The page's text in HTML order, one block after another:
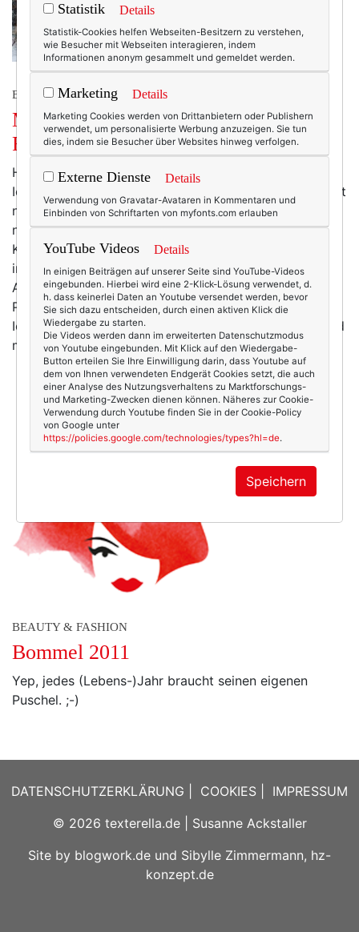
BEAUTY & FASHION
Mode am Mittwoch: The Bommel.
Reloaded.
Huch. HUCH! Sind alle wach? Call me Mrs Expresso!
Ich hoffe, ihr habt euch nicht verschluckt. ;-) Dezent ist
nicht meine Stärke. Q. E. D. War es noch nie. Wird es
nie sein. Hoffentlich! Als Schülerin trug ich die
Klamotten meiner Tante aus den 50ern, noch bevor
irgendjemand das Wort "Vintage" überhaupt kannte.
Als Studentin gab ich viel viel viel zu viel Geld für ein
Paar Schuhe mit silbernen Hermes-Flügeln (sic!) aus.
Ich trage Knall-Lila hemmungslos zu Knall-Orange (und
mische noch ein… mehr
BEAUTY & FASHION
Bommel 2011
Yep, jedes (Lebens-)Jahr braucht seinen eigenen
Puschel. ;-)
DATENSCHUTZERKLÄRUNG COOKIES
IMPRESSUM
© 2026 texterella.de| Susanne Ackstaller
Site by blogwork.de und Sibylle Zimmermann, hz-
konzept.de
Statistik Details
Statistik-Cookies helfen Webseiten-Besitzern zu verstehen,
wie Besucher mit Webseiten interagieren, indem
Informationen anonym gesammelt und gemeldet werden.
Marketing Details
Marketing Cookies werden von Drittanbietern oder Publishern
verwendet, um personalisierte Werbung anzuzeigen. Sie tun
dies, indem sie Besucher über Websites hinweg verfolgen.
Externe Dienste Details
Verwendung von Gravatar-Avataren in Kommentaren und
Einbinden von Schriftarten von myfonts.com erlauben
YouTube Videos Details
In einigen Beiträgen auf unserer Seite sind YouTube-Videos
eingebunden. Hierbei wird eine 2-Klick-Lösung verwendet, d.
h. dass keinerlei Daten an Youtube versendet werden, bevor
Sie sich dazu entscheiden, durch einen aktiven Klick die
Wiedergabe zu starten.
Die Videos werden dann im erweiterten Datenschutzmodus
von Youtube eingebunden. Mit Klick auf den Wiedergabe-
Button erteilen Sie Ihre Einwilligung darin, dass Youtube auf
dem von Ihnen verwendeten Endgerät Cookies setzt, die auch
einer Analyse des Nutzungsverhaltens zu Marktforschungs-
und Marketing-Zwecken dienen können. Näheres zur Cookie-
Verwendung durch Youtube finden Sie in der Cookie-Policy
von Google unter
https://policies.google.com/technologies/types?hl=de.
Speichern